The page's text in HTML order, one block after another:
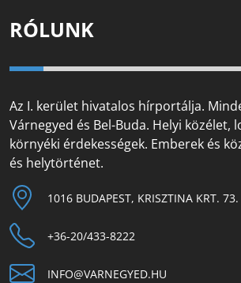
RÓLUNK
Az I. kerület hivatalos hírportálja.
Várnegyed és Bel-Buda. Helyi közélet,
környéki érdekességek. Emberek és
és helytörténet.
1016 BUDAPEST, KRISZTINA KRT. 73.
+36-20/433-8222
INFO@VARNEGYED.HU